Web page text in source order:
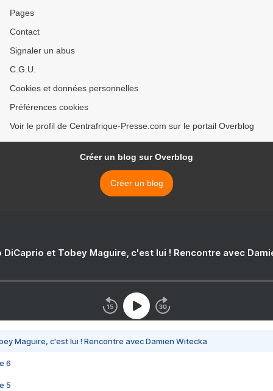
Pages
Contact
Signaler un abus
C.G.U.
Cookies et données personnelles
Préférences cookies
Voir le profil de Centrafrique-Presse.com sur le portail Overblog
Créer un blog sur Overblog
Créer un blog
DiCaprio et Tobey Maguire, c'est lui ! Rencontre avec
Maguire, c'est lui ! Rencontre avec Damien Witecka
6
5